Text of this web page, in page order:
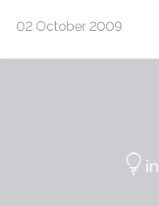
02 October 2009